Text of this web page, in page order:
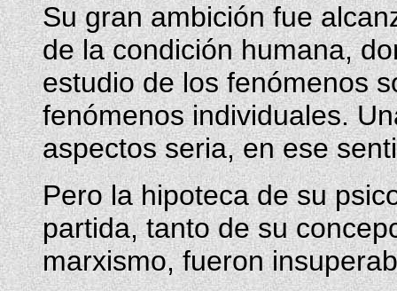
Su gran ambición fue
de la condición humana,
estudio de los fenómenos
fenómenos individuales.
aspectos seria, en ese
Pero la hipoteca de su
partida, tanto de su
marxismo, fueron